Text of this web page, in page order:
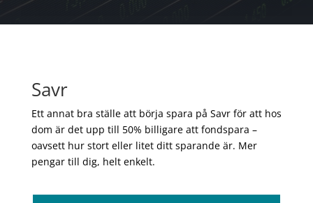
Savr
Ett annat bra ställe att börja spara på Savr för att hos
dom är det upp till 50% billigare att fondspara –
oavsett hur stort eller litet ditt sparande är. Mer
pengar till dig, helt enkelt.